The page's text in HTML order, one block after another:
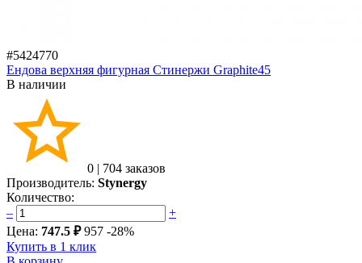
#5424770
Ендова верхняя фигурная Стинержи Graphite45
В наличии
0 | 704 заказов
Производитель: Stynergy
Количество:
–
+
Цена: 747.5 ₽ 957 -28%
Купить в 1 клик